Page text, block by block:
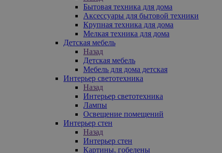
Бытовая техника для дома
Аксессуары для бытовой техники
Крупная техника для дома
Мелкая техника для дома
Детская мебель
Назад
Детская мебель
Мебель для дома детская
Интерьер светотехника
Назад
Интерьер светотехника
Лампы
Освещение помещений
Интерьер стен
Назад
Интерьер стен
Картины, гобелены